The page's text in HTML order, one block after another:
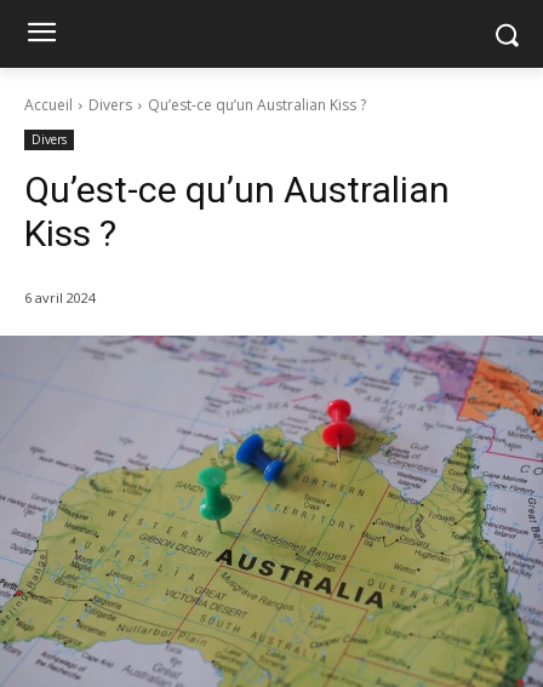
Accueil Divers Qu’est-ce qu’un Australian Kiss ?
Divers
Qu’est-ce qu’un Australian
Kiss ?
6 avril 2024